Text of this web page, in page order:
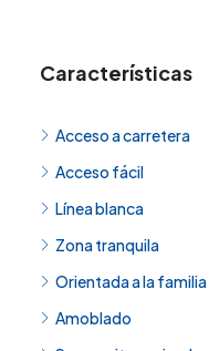
Características
Acceso a carretera
Acceso fácil
Línea blanca
Zona tranquila
Orientada a la familia
Amoblado